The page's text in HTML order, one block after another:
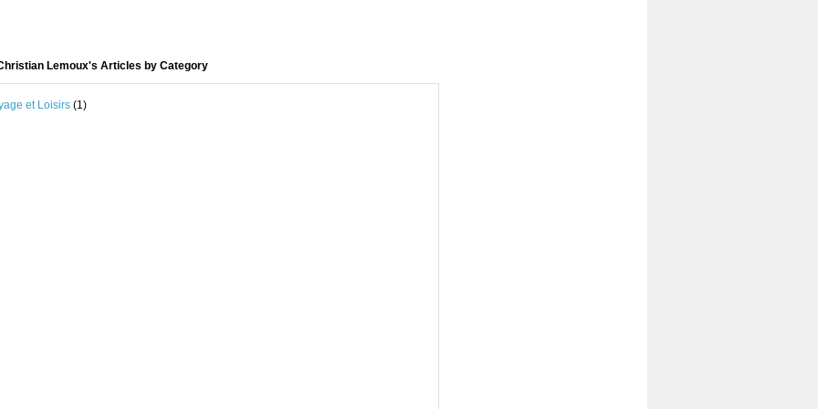
Lemoux's Articles by Category
et Loisirs(1)